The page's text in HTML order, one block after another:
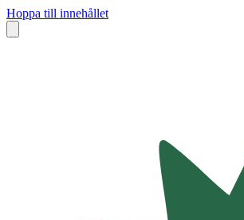
Hoppa till innehållet